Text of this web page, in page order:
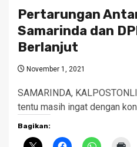
Pertarungan
Samarinda dan
Berlanjut
November 1, 2021
SAMARINDA,
tentu masih ingat dengan
Bagikan: